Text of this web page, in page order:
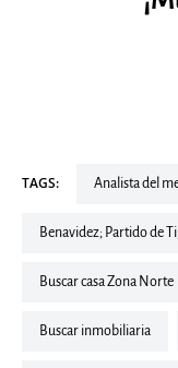
TAGS: Analista del
Benavidez; Partido de
buscar casa Zona Norte
buscar inmobiliaria